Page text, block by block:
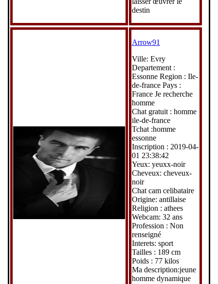
destin
Arrow91
Ville: Evry
Departement :
Essonne Region : Ile-
de-france Pays :
France Je recherche
homme
Chat gratuit : homme
ile-de-france
Tchat :homme
essonne
Inscription : 2019-04-
01 23:38:42
Yeux: yeuxx-noir
Cheveux: cheveux-
noir
Chat cam celibataire
Origine: antillaise
Religion : athees
Webcam: 32 ans
Profession : Non
renseigné
Interets: sport
Tailles : 189 cm
Poids : 77 kilos
Ma description:jeune
homme dynamique